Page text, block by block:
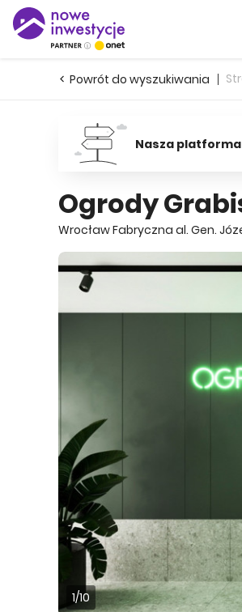
Powrót do wyszukiwania
Nasza platforma
Ogrody
Wrocław Fabryczna al. Gen.
1/10